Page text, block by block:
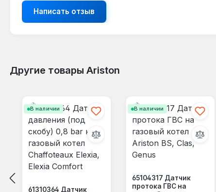
Написать отзыв
Другие товары Ariston
В наличии
61310364 Датчик
В наличии
65104317 Датчик
протока ГВС на